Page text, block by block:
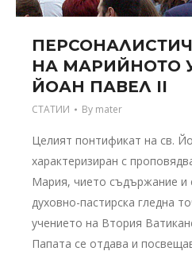
НА МАРИЙНОТО
ЙОАН ПАВЕЛ II
СТАТИИ By mater
Целият понтификат на св.
характеризиран с
Мария, чието съдържание и
духовно-пастирска гледна
учението на Втория
Папата се отдава и